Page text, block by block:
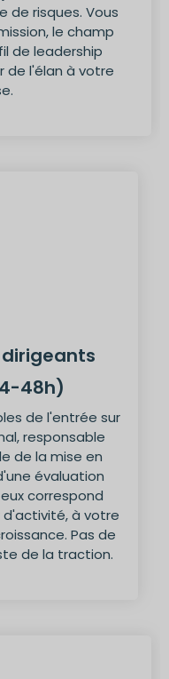
de risques. Vous
le champ
de leadership
de l'élan à votre
48h)
de l'entrée sur
responsable
de la mise en
évaluation
correspond
à votre
Pas de
de la traction.